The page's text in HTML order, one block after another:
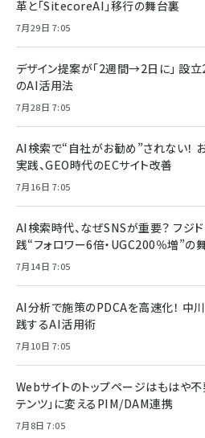
革と「SitecoreAI」移行の舞台裏
7月29日 7:05
デザイン提案が「2週間→2日に」 設
のAI活用法
7月28日 7:05
AI検索で“自社がお勧め”されない！
実践、GEO時代のECサイト改善
7月16日 7:05
AI検索時代、なぜSNSが重要？ フジ
践“フォロワー6倍・UGC200％増”の
7月14日 7:05
AI分析で施策のPDCAを高速化！
践するAI活用術
7月10日 7:05
Webサイトのトップページはもはや
テンツ」に変えるPIM/DAM連携
7月8日 7:05